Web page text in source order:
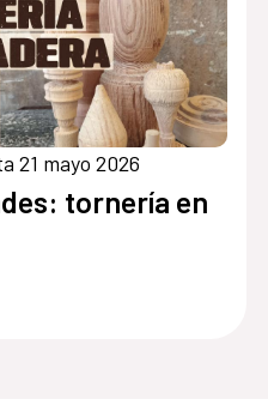
21 mayo 2026
tornería en